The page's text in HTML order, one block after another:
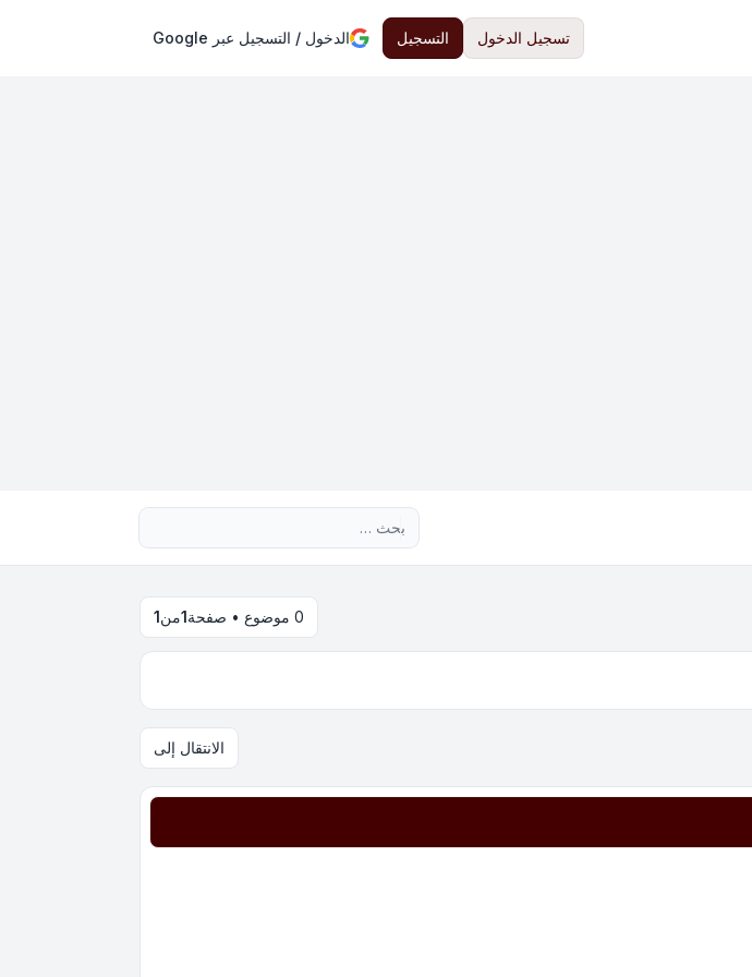
تسجيل الدخول التسجيل الدخول / التسجيل عبر Google
بحث متقدم
0 موضوع • صفحة 1من1
الانتقال إلى